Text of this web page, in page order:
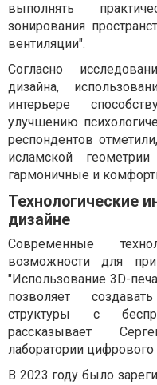
выполнять
зонирования
вентиляции".
Согласно
дизайна,
интерьере
улучшению
респондентов
исламской
гармоничные и
Технологические
дизайне
Современные
возможности для
"Использование 3D-
позволяет
структуры с
рассказывает
лаборатории цифрового
В 2023 году было